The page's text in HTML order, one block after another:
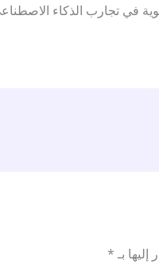
في تجارب الذكاء
بـ *